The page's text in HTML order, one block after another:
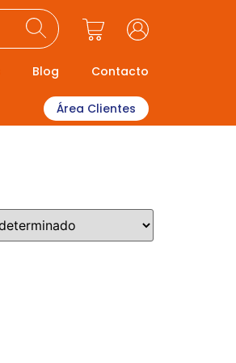
Blog Contacto
Área Clientes